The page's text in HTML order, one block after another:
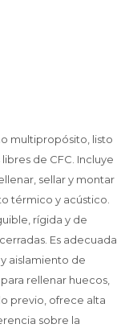
multipropósito, listo
de CFC. Incluye
sellar y montar
térmico y acústico.
rígida y de
Es adecuada
aislamiento de
rellenar huecos,
previo, ofrece alta
sobre la